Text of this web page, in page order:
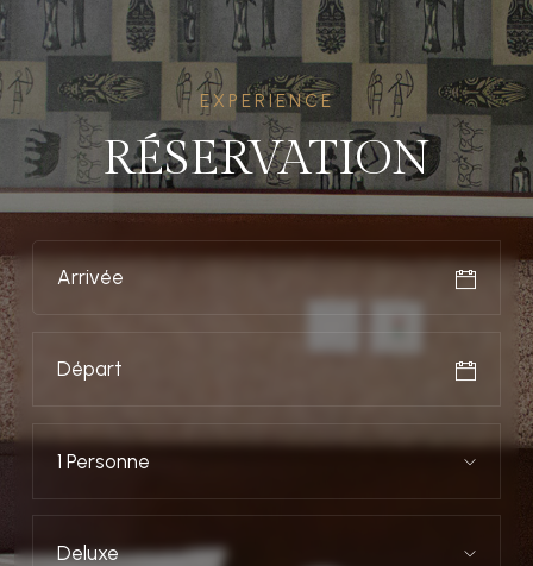
EXPERIENCE
RÉSERVATION
1 Personne
Deluxe